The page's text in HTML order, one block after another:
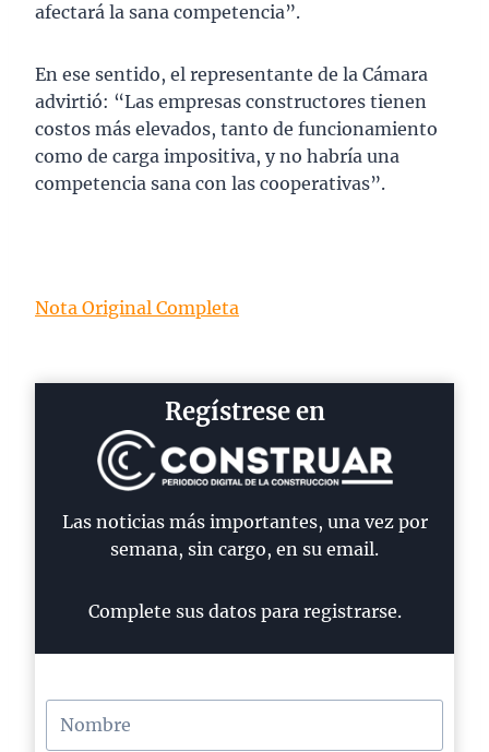
afectará la sana competencia”.
En ese sentido, el representante de la Cámara
advirtió: “Las empresas constructores tienen
costos más elevados, tanto de funcionamiento
como de carga impositiva, y no habría una
competencia sana con las cooperativas”.
Nota Original Completa
Regístrese en
Las noticias más importantes, una vez por
semana, sin cargo, en su email.
Complete sus datos para registrarse.